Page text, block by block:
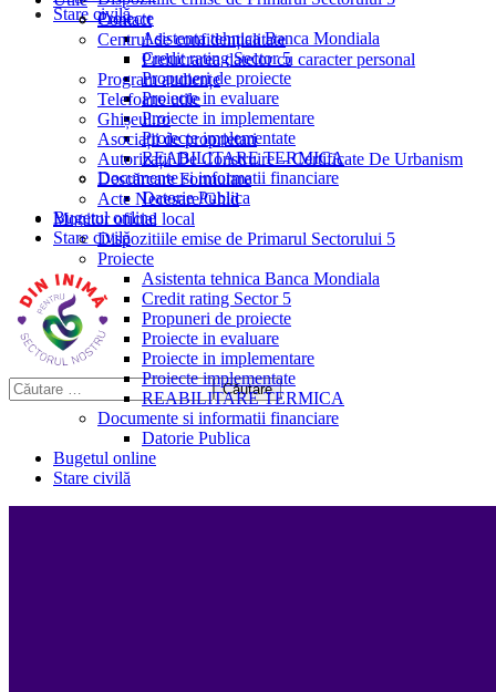
Stare civilă
Proiecte
Asistenta tehnica Banca Mondiala
Credit rating Sector 5
Propuneri de proiecte
Proiecte in evaluare
Proiecte in implementare
Proiecte implementate
REABILITARE TERMICA
Documente si informatii financiare
Datorie Publica
Bugetul online
Stare civilă
Contact
Centrul de confidențialitate
Prelucrarea datelor cu caracter personal
Program audiențe
Telefoane utile
Ghișeul.ro
Asociații de proprietari
Autorizații De Construire – Certificate De Urbanism
Descărcare Formulare
Acte Necesare/Ghid
Monitor oficial local
Dispozitiile emise de Primarul Sectorului 5
Proiecte
Asistenta tehnica Banca Mondiala
Credit rating Sector 5
Propuneri de proiecte
Proiecte in evaluare
Proiecte in implementare
Proiecte implementate
REABILITARE TERMICA
Documente si informatii financiare
Datorie Publica
Bugetul online
Stare civilă